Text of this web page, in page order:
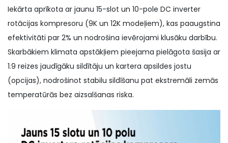
Iekārta aprīkota ar jaunu 15-slot un 10-pole DC inverter
rotācijas kompresoru (9K un 12K modeļiem), kas paaugstina
efektivitāti par 2% un nodrošina ievērojami klusāku darbību.
Skarbākiem klimata apstākļiem pieejama pielāgota šasija ar
1.9 reizes jaudīgāku sildītāju un kartera apsildes jostu
(opcijas), nodrošinot stabilu sildīšanu pat ekstremāli zemās
temperatūrās bez aizsalšanas riska.